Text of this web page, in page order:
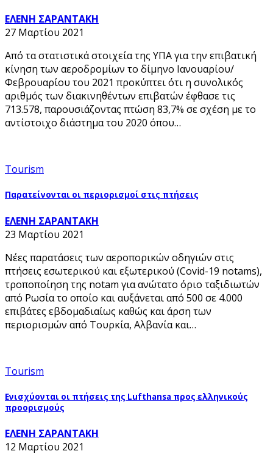
ΕΛΕΝΗ ΣΑΡΑΝΤΑΚΗ
27 Μαρτίου 2021
Από τα στατιστικά στοιχεία της ΥΠΑ για την επιβατική
κίνηση των αεροδρομίων το δίμηνο Ιανουαρίου/
Φεβρουαρίου του 2021 προκύπτει ότι η συνολικός
αριθμός των διακινηθέντων επιβατών έφθασε τις
713.578, παρουσιάζοντας πτώση 83,7% σε σχέση με το
αντίστοιχο διάστημα του 2020 όπου…
Tourism
Παρατείνονται οι περιορισμοί στις πτήσεις
ΕΛΕΝΗ ΣΑΡΑΝΤΑΚΗ
23 Μαρτίου 2021
Νέες παρατάσεις των αεροπορικών οδηγιών στις
πτήσεις εσωτερικού και εξωτερικού (Covid-19 notams),
τροποποίηση της notam για ανώτατο όριο ταξιδιωτών
από Ρωσία το οποίο και αυξάνεται από 500 σε 4.000
επιβάτες εβδομαδιαίως καθώς και άρση των
περιορισμών από Τουρκία, Αλβανία και…
Tourism
Ενισχύονται οι πτήσεις της Lufthansa προς ελληνικούς
προορισμούς
ΕΛΕΝΗ ΣΑΡΑΝΤΑΚΗ
12 Μαρτίου 2021